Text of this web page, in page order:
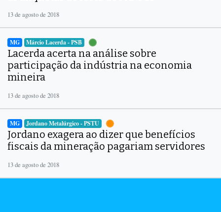
13 de agosto de 2018
MG Márcio Lacerda - PSB
Lacerda acerta na análise sobre
participação da indústria na economia
mineira
13 de agosto de 2018
MG Jordano Metalúrgico - PSTU
Jordano exagera ao dizer que benefícios
fiscais da mineração pagariam servidores
13 de agosto de 2018